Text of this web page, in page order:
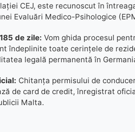
CEJ, este recunoscut în
Evaluări Medico-Psihologice
de zile: Vom ghida procesul
îndeplinite toate cerințele de
legală permanentă în
Chitanța permisului de
de card de credit, înregistrat
Malta.